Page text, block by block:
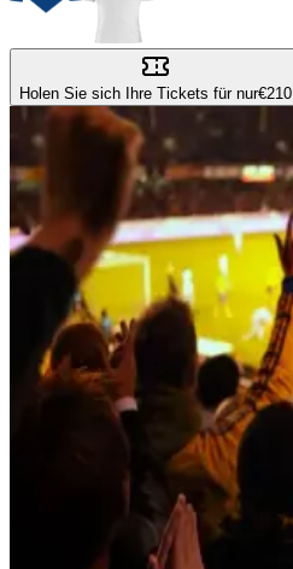
Holen Sie sich Ihre Tickets für nur€210